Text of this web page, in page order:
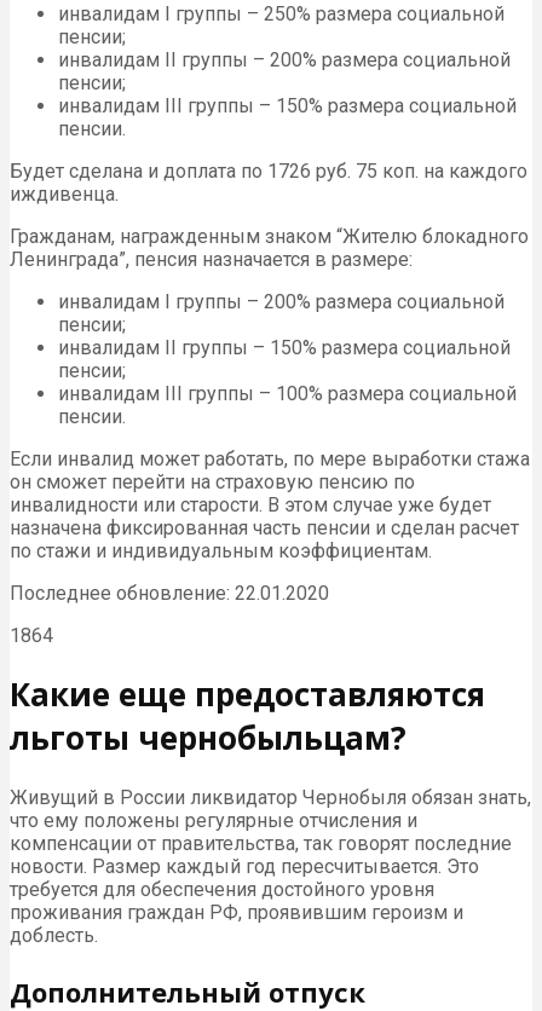
инвалидам I группы – 250% размера социальной
пенсии;
инвалидам II группы – 200% размера социальной
пенсии;
инвалидам III группы – 150% размера социальной
пенсии.
Будет сделана и доплата по 1726 руб. 75 коп. на каждого
иждивенца.
Гражданам, награжденным знаком “Жителю блокадного
Ленинграда”, пенсия назначается в размере:
инвалидам I группы – 200% размера социальной
пенсии;
инвалидам II группы – 150% размера социальной
пенсии;
инвалидам III группы – 100% размера социальной
пенсии.
Если инвалид может работать, по мере выработки стажа
он сможет перейти на страховую пенсию по
инвалидности или старости. В этом случае уже будет
назначена фиксированная часть пенсии и сделан расчет
по стажи и индивидуальным коэффициентам.
Последнее обновление: 22.01.2020
1864
Какие еще предоставляются
льготы чернобыльцам?
Живущий в России ликвидатор Чернобыля обязан знать,
что ему положены регулярные отчисления и
компенсации от правительства, так говорят последние
новости. Размер каждый год пересчитывается. Это
требуется для обеспечения достойного уровня
проживания граждан РФ, проявившим героизм и
доблесть.
Дополнительный отпуск